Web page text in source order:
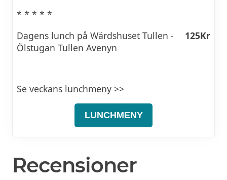
* * * * *
Dagens lunch på Wärdshuset Tullen -
Ölstugan Tullen Avenyn
125Kr
Se veckans lunchmeny >>
LUNCHMENY
Recensioner